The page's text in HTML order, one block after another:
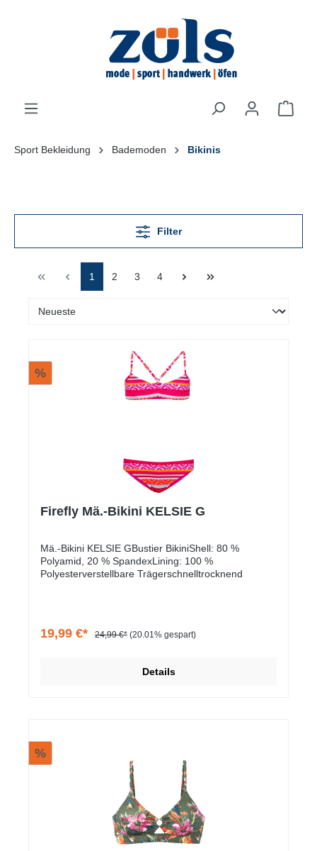
Sport Bekleidung Bademoden Bikinis
Filter
1 2 3 4
%
Firefly Mä.-Bikini KELSIE G
Mä.-Bikini KELSIE GBustier BikiniShell: 80 %
Polyamid, 20 % SpandexLining: 100 %
Polyesterverstellbare Trägerschnelltrocknend
19,99 €* 24,99 €* (20.01% gespart)
Details
%